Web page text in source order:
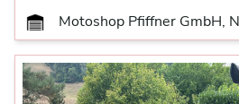
Motoshop Pfiffner GmbH,